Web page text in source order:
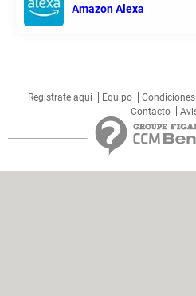
Amazon Alexa
Regístrate aquí Equipo
Contacto